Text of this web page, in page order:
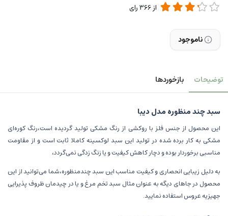
از366رای
ناموجود
توضیحات بازخوردها
سبد چند منظوره مدل دیبا
این محصول از جنس فلز با روکشی از رنگ مشکی تولید گردیده است،رنگ کوره‌ای
مشکی به کار برده شده در تولید این سبد لوکسینه کاملا ثابت است و از مقاومت
مناسبی برخوردار بوده و دچار کاهش کیفیت و یا زنگ زدگی نمی‌گردد،
به دلیل زیبایی انحصاری و کیفیت مناسب این سبد چندمنظوره،شما می‌توانید از این
محصول در جاهای دیگه به عنوان مثال سبد تخم مرغ و یا در چیدمان ظروف پذیرایی
جهیزیه عروس استفاده نمایید.